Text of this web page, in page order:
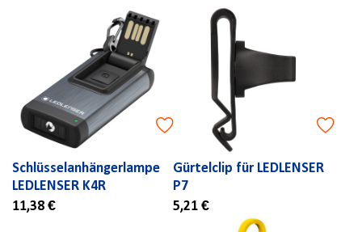
Schlüsselanhängerlampe
LEDLENSER K4R
11,38 €
Gürtelclip für LEDLENSER
P7
5,21 €